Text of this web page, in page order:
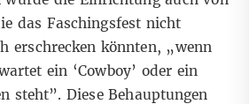
das Faschingsfest nicht
erschrecken könnten, „wenn
ein ‘Cowboy’ oder ein
steht”. Diese Behauptungen